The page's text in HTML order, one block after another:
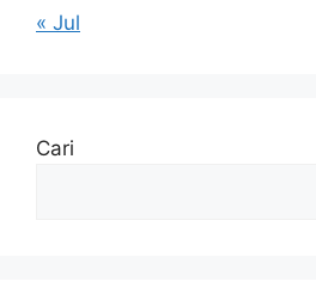
« Jul
Cari